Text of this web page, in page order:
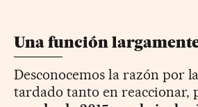
Una función
Desconocemos la razón por
tardado tanto en reaccionar,